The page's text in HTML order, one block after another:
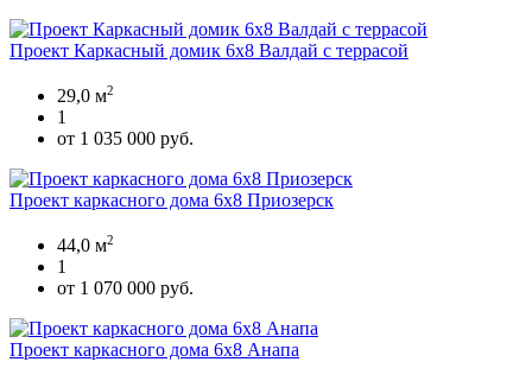
Проект Каркасный домик 6х8 Валдай с террасой
29,0 м2
1
от 1 035 000 руб.
Проект каркасного дома 6x8 Приозерск
44,0 м2
1
от 1 070 000 руб.
Проект каркасного дома 6х8 Анапа